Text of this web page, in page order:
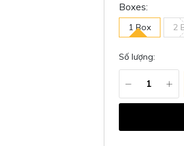
Boxes:
1 Box 2
Số lượng: